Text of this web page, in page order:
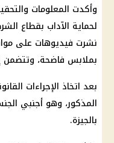
وأكدت المعلومات
لحماية الآداب بقطاع
نشرت فيديوهات على
بملابس فاضحة، وتتضمن
بعد اتخاذ الإجراءات
المذكور، وهو أجنبي
بالجيزة.